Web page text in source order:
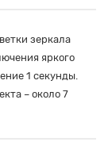
зеркала
яркого
1 секунды.
– около 7